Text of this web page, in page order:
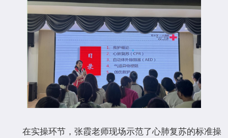
在实操环节，张霞老师现场示范了心肺复苏的标准操